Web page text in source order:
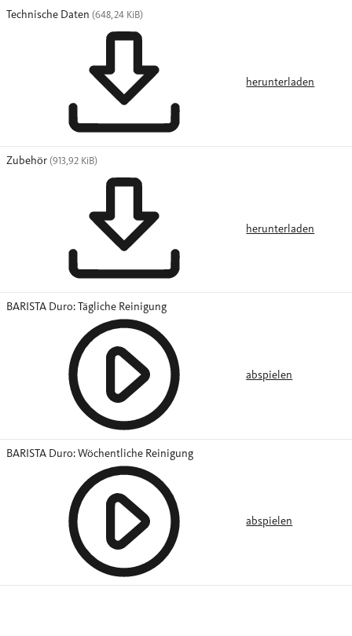
Technische Daten(648,24 KiB)
herunterladen
Zubehör(913,92 KiB)
herunterladen
BARISTA Duro: Tägliche Reinigung
abspielen
BARISTA Duro: Wöchentliche Reinigung
abspielen